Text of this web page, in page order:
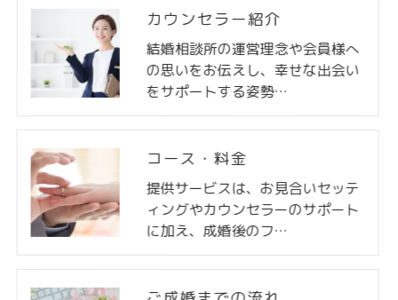
カウンセラー紹介
結婚相談所の運営理念や会員様へ
の思いをお伝えし、幸せな出会い
をサポートする姿勢…
コース・料金
提供サービスは、お見合いセッテ
ィングやカウンセラーのサポート
に加え、成婚後のフ…